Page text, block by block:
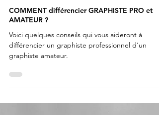
COMMENT différencier GRAPHISTE PRO et
Voici quelques conseils qui vous aideront à
différencier un graphiste professionnel d'un
graphiste amateur.